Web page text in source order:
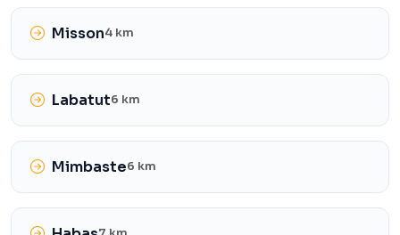
Misson4 km
Labatut6 km
Mimbaste6 km